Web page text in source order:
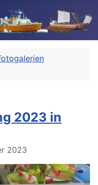
2023 in
2023